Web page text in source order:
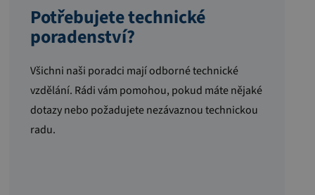
Potřebujete technické
poradenství?
Všichni naši poradci mají odborné technické
vzdělání. Rádi vám pomohou, pokud máte nějaké
dotazy nebo požadujete nezávaznou technickou
radu.